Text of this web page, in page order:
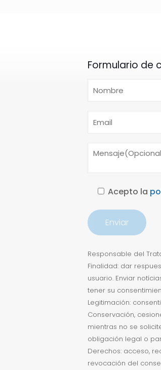
Formulario de
Acepto la
Responsable del
Finalidad: dar
usuario. Enviar
tener su
Legitimación:
Conservación,
mientras no se
obligación legal o
Derechos: acceso,
revocación del